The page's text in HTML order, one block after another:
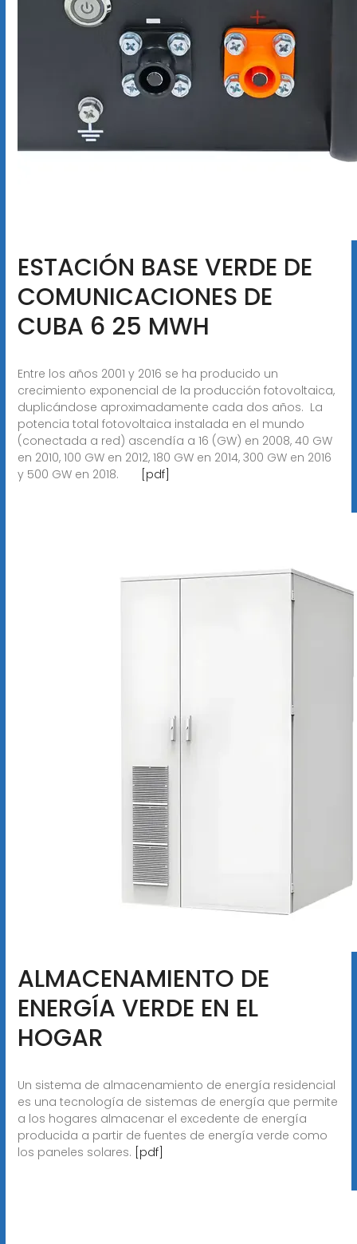
ESTACIÓN BASE VERDE DE
COMUNICACIONES DE
CUBA 6 25 MWH
Entre los años 2001 y 2016 se ha producido un
crecimiento exponencial de la producción fotovoltaica,
duplicándose aproximadamente cada dos años. ​ La
potencia total fotovoltaica instalada en el mundo
(conectada a red) ascendía a 16 (GW) en 2008, 40 GW
en 2010, 100 GW en 2012, 180 GW en 2014, 300 GW en 2016
y 500 GW en 2018. ​ ​ ​ ​ ​ ​ ​
[pdf]
ALMACENAMIENTO DE
ENERGÍA VERDE EN EL
HOGAR
Un sistema de almacenamiento de energía residencial
es una tecnología de sistemas de energía que permite
a los hogares almacenar el excedente de energía
producida a partir de fuentes de energía verde como
los paneles solares. [pdf]